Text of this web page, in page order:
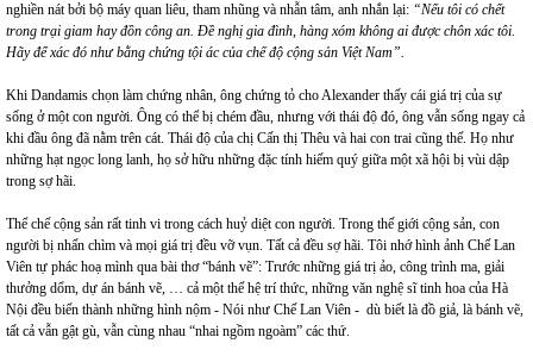
nghiền nát bởi bộ máy quan liêu, tham nhũng và nhẫn tâm, anh nhắn lại: “Nếu tôi có chết
trong trại giam hay đồn công an. Đề nghị gia đình, hàng xóm không ai được chôn xác tôi.
Hãy để xác đó như bằng chứng tội ác của chế độ cộng sản Việt Nam”.
Khi Dandamis chọn làm chứng nhân, ông chứng tỏ cho Alexander thấy cái giá trị của sự
sống ở một con người. Ông có thể bị chém đầu, nhưng với thái độ đó, ông vẫn sống ngay cả
khi đầu ông đã nằm trên cát. Thái độ của chị Cấn thị Thêu và hai con trai cũng thế. Họ như
những hạt ngọc long lanh, họ sở hữu những đặc tính hiếm quý giữa một xã hội bị vùi dập
trong sợ hãi.
Thể chế cộng sản rất tinh vi trong cách huỷ diệt con người. Trong thế giới cộng sản, con
người bị nhấn chìm và mọi giá trị đều vỡ vụn. Tất cả đều sợ hãi. Tôi nhớ hình ảnh Chế Lan
Viên tự phác hoạ mình qua bài thơ “bánh vẽ”: Trước những giá trị ảo, công trình ma, giải
thưởng dổm, dự án bánh vẽ, … cả một thế hệ trí thức, những văn nghệ sĩ tinh hoa của Hà
Nội đều biến thành những hình nộm - Nói như Chế Lan Viên - dù biết là đồ giả, là bánh vẽ,
tất cả vẫn gật gù, vẫn cùng nhau “nhai ngồm ngoàm” các thứ.